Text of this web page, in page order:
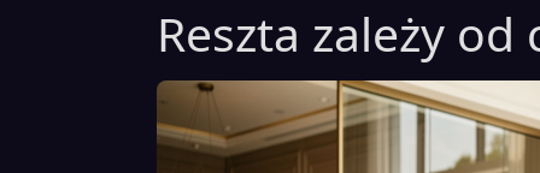
Reszta zależy od